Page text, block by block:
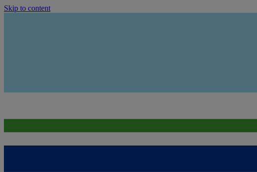
Skip to content